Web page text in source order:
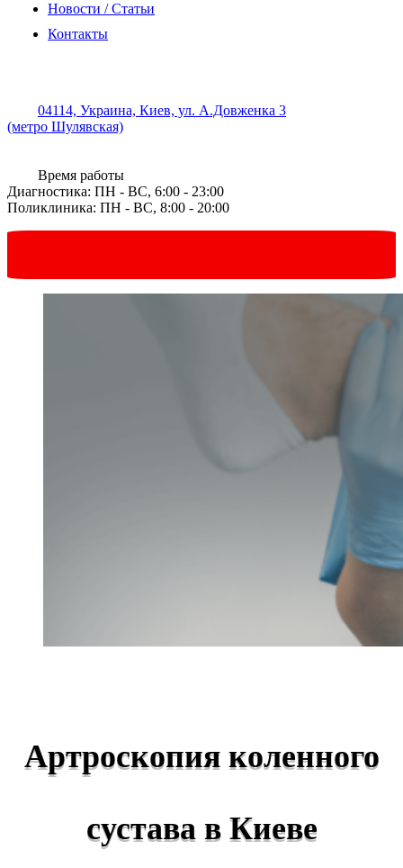
Новости / Статьи
Контакты
04114, Украина, Киев, ул. А.Довженка 3
(метро Шулявская)
Время работы
Диагностика: ПН - ВС, 6:00 - 23:00
Поликлиника: ПН - ВС, 8:00 - 20:00
Запись онлайн
Артроскопия коленного
сустава в Киеве